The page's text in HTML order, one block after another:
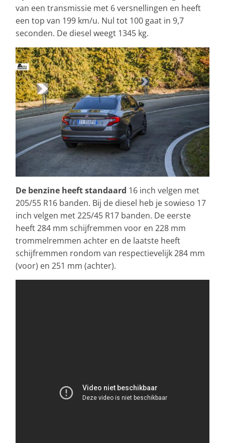
van een transmissie met 6 versnellingen en heeft
een top van 199 km/u. Nul tot 100 gaat in 9,7
seconden. De diesel weegt 1345 kg.
De benzine heeft standaard 16 inch velgen met
205/55 R16 banden. Bij de diesel heb je sowieso 17
inch velgen met 225/45 R17 banden. De eerste
heeft 284 mm schijfremmen voor en 228 mm
trommelremmen achter en de laatste heeft
schijfremmen rondom van respectievelijk 284 mm
(voor) en 251 mm (achter).